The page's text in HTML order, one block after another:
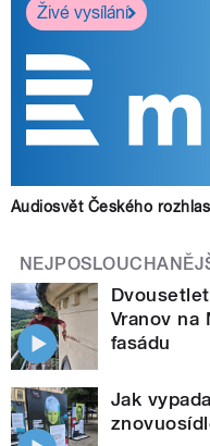
Živé vysílání
Audiosvět Českého
Vranov na
fasádu
Jak